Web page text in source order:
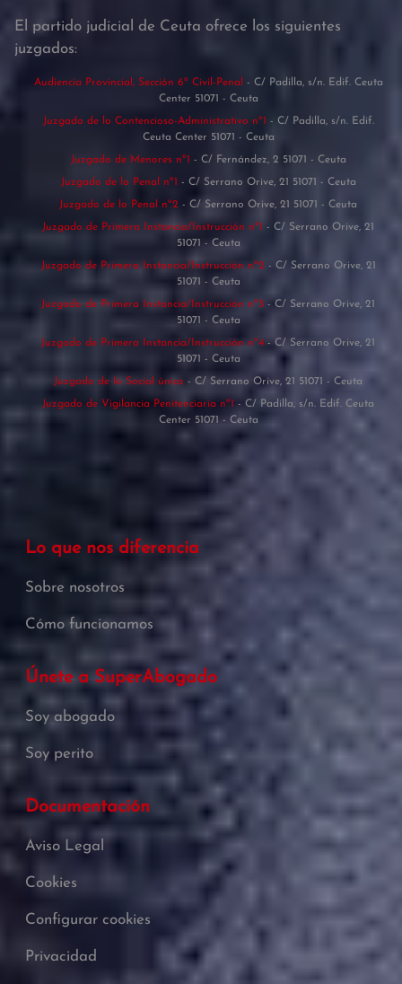
El partido judicial de Ceuta ofrece los siguientes
juzgados:
Audiencia Provincial, Sección 6ª Civil-Penal - C/ Padilla, s/n. Edif. Ceuta
Center 51071 - Ceuta
Juzgado de lo Contencioso-Administrativo nº1 - C/ Padilla, s/n. Edif.
Ceuta Center 51071 - Ceuta
Juzgado de Menores nº1 - C/ Fernández, 2 51071 - Ceuta
Juzgado de lo Penal nº1 - C/ Serrano Orive, 21 51071 - Ceuta
Juzgado de lo Penal nº2 - C/ Serrano Orive, 21 51071 - Ceuta
Juzgado de Primera Instancia/Instrucción nº1 - C/ Serrano Orive, 21
51071 - Ceuta
Juzgado de Primera Instancia/Instrucción nº2 - C/ Serrano Orive, 21
51071 - Ceuta
Juzgado de Primera Instancia/Instrucción nº3 - C/ Serrano Orive, 21
51071 - Ceuta
Juzgado de Primera Instancia/Instrucción nº4 - C/ Serrano Orive, 21
51071 - Ceuta
Juzgado de lo Social único - C/ Serrano Orive, 21 51071 - Ceuta
Juzgado de Vigilancia Penitenciaria nº1 - C/ Padilla, s/n. Edif. Ceuta
Center 51071 - Ceuta
Lo que nos diferencia
Sobre nosotros
Cómo funcionamos
Únete a SuperAbogado
Soy abogado
Soy perito
Documentación
Aviso Legal
Cookies
Configurar cookies
Privacidad